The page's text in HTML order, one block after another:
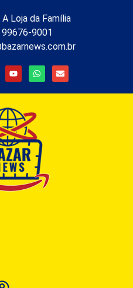
Loja da Família
9001